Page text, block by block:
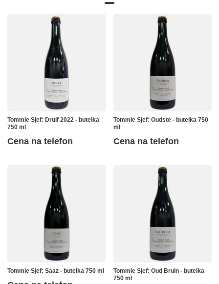
Tommie Sjef: Druif 2022 - butelka
750 ml
Cena na telefon
Tommie Sjef: Oudste - butelka 750
ml
Cena na telefon
Tommie Sjef: Saaz - butelka 750 ml
Tommie Sjef: Oud Bruin - butelka
750 ml